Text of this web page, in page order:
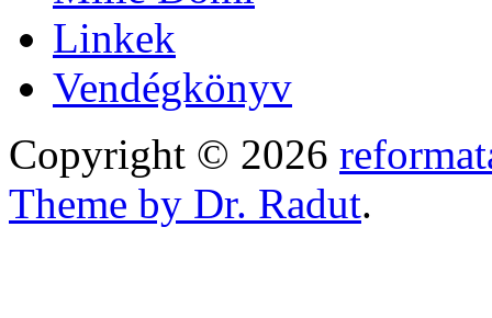
Linkek
Vendégkönyv
Copyright © 2026
Theme by Dr. Radut.